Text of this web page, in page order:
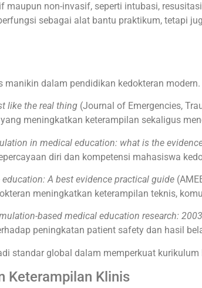
non-invasif, seperti intubasi,
sebagai alat bantu praktikum, tetapi
dalam pendidikan kedokteran modern.
like the real thing (Journal of Emergencies,
meningkatkan keterampilan sekaligus
in medical education: what is the
diri dan kompetensi mahasiswa
A best evidence practical guide
meningkatkan keterampilan teknis,
based medical education research:
peningkatan patient safety dan hasil
standar global dalam memperkuat kurikulum
Keterampilan Klinis